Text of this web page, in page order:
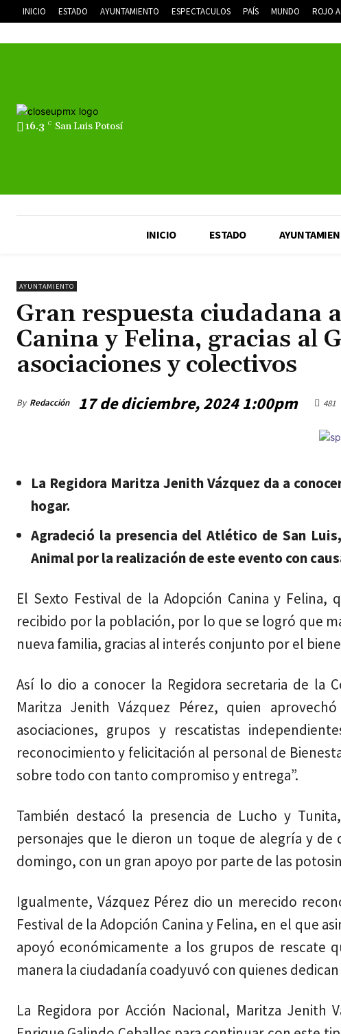
INICIO ESTADO AYUNTAMIENTO ESPECTACULOS PAÍS MUNDO ROJO
16.3 C San Luis Potosí
INICIO ESTADO
AYUNTAMIENTO
Gran respuesta ciudadana
Canina y Felina, gracias al
asociaciones y colectivos
By Redacción 17 de diciembre, 2024 1:00pm 481
La Regidora Maritza Jenith Vázquez da a
hogar.
Agradeció la presencia del Atlético de San
Animal por la realización de este evento con
El Sexto Festival de la Adopción Canina y
recibido por la población, por lo que se logró que
nueva familia, gracias al interés conjunto por el
Así lo dio a conocer la Regidora secretaria de la
Maritza Jenith Vázquez Pérez, quien
asociaciones, grupos y rescatistas
reconocimiento y felicitación al personal de
sobre todo con tanto compromiso y entrega”.
También destacó la presencia de Lucho y
personajes que le dieron un toque de alegría y
domingo, con un gran apoyo por parte de las
Igualmente, Vázquez Pérez dio un merecido
Festival de la Adopción Canina y Felina, en el que
apoyó económicamente a los grupos de rescate
manera la ciudadanía coadyuvó con quienes
La Regidora por Acción Nacional, Maritza